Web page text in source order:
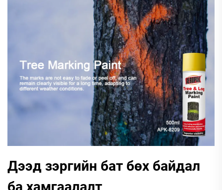
Дээд зэргийн бат бөх байдал